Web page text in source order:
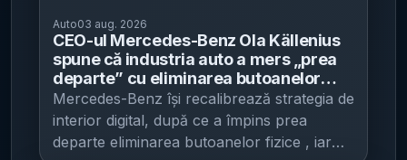
cadrul pentru a prezenta oficial
„misteriosul” produs legat de W16, însă,
deocamdată, compania nu a oferit detalii
concrete despre natura lui.[...]
epuizarea bugetului. Lista dosarelor
aprobate este publicată pe site-ul AFM, la
secțiunea Programului Rabla Auto pentru
persoane fizice, conform informațiilor
transmise de instituție.[...]
indică: creștere la mopede și motociclete :
+28,1% ; creștere la autoturisme : +20,7% ;
scădere la autobuze și microbuze : -14,3%
. Transportul de mărfuri: scăderi pe unele
categorii, dar „vehiculele noi” cresc pe linie
Pe segmentul vehiculelor rutiere pentru
producătorii auto chinezi caută tot mai des
parteneriate cu constructori tradiționali din
afara Chinei, inclusiv pentru a valorifica
fabrici cu grad redus de utilizare. Ce
urmărește Chery: producție comună și
cooperare comercială Zhang Guibing,
Auto03 aug. 2026
CEO-ul Mercedes-Benz Ola Källenius
spune că industria auto a mers „prea
departe” cu eliminarea butoanelor
fizice - compania readuce comenzi pe
volan și promite revenirea unor
butoane, alături de ecrane mari
Mercedes-Benz își recalibrează strategia de
interior digital, după ce a împins prea
departe eliminarea butoanelor fizice , iar